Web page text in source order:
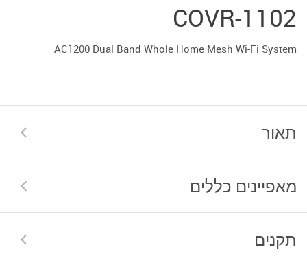
COVR-1102
AC1200 Dual Band Whole Home Mesh Wi-Fi System
תאור
מאפיינים כללים
תקנים